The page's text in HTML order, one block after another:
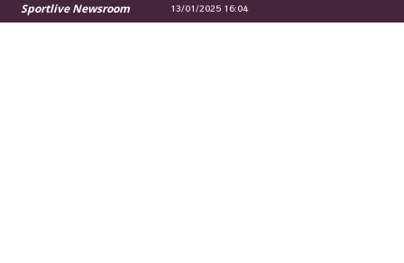
Sportlive Newsroom 13/01/2025 16:04